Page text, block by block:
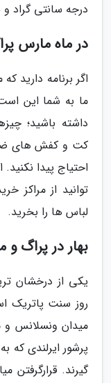
درجه سانتی گراد و هنگام شب، 0
در ماه مارس
اگر برنامه دارید
ما به شما این
داشته باشید؛
کت و کفش های
احتیاج پیدا
توانید از مراکز
لباس ها را بخرید.
بهار در پراگ
یکی از درخشان
میدان ونسلانس و
پرشور ایرلندی
گیرند. قرارگرفتن